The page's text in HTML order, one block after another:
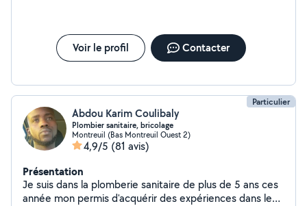
Voir le profil Contacter
Particulier
Abdou Karim Coulibaly
Plombier sanitaire, bricolage
Montreuil (Bas Montreuil Ouest 2)
4,9/5 (81 avis)
Présentation
Je suis dans la plomberie sanitaire de plus de 5 ans ces
année mon permis d'acquérir des expériences dans le